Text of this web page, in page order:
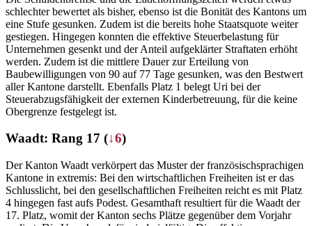
schlechter bewertet als bisher, ebenso ist die Bonität des Kantons um
eine Stufe gesunken. Zudem ist die bereits hohe Staatsquote weiter
gestiegen. Hingegen konnten die effektive Steuerbelastung für
Unternehmen gesenkt und der Anteil aufgeklärter Straftaten erhöht
werden. Zudem ist die mittlere Dauer zur Erteilung von
Baubewilligungen von 90 auf 77 Tage gesunken, was den Bestwert
aller Kantone darstellt. Ebenfalls Platz 1 belegt Uri bei der
Steuerabzugsfähigkeit der externen Kinderbetreuung, für die keine
Obergrenze festgelegt ist.
Waadt: Rang 17 (↓6)
Der Kanton Waadt verkörpert das Muster der französischsprachigen
Kantone in extremis: Bei den wirtschaftlichen Freiheiten ist er das
Schlusslicht, bei den gesellschaftlichen Freiheiten reicht es mit Platz
4 hingegen fast aufs Podest. Gesamthaft resultiert für die Waadt der
17. Platz, womit der Kanton sechs Plätze gegenüber dem Vorjahr